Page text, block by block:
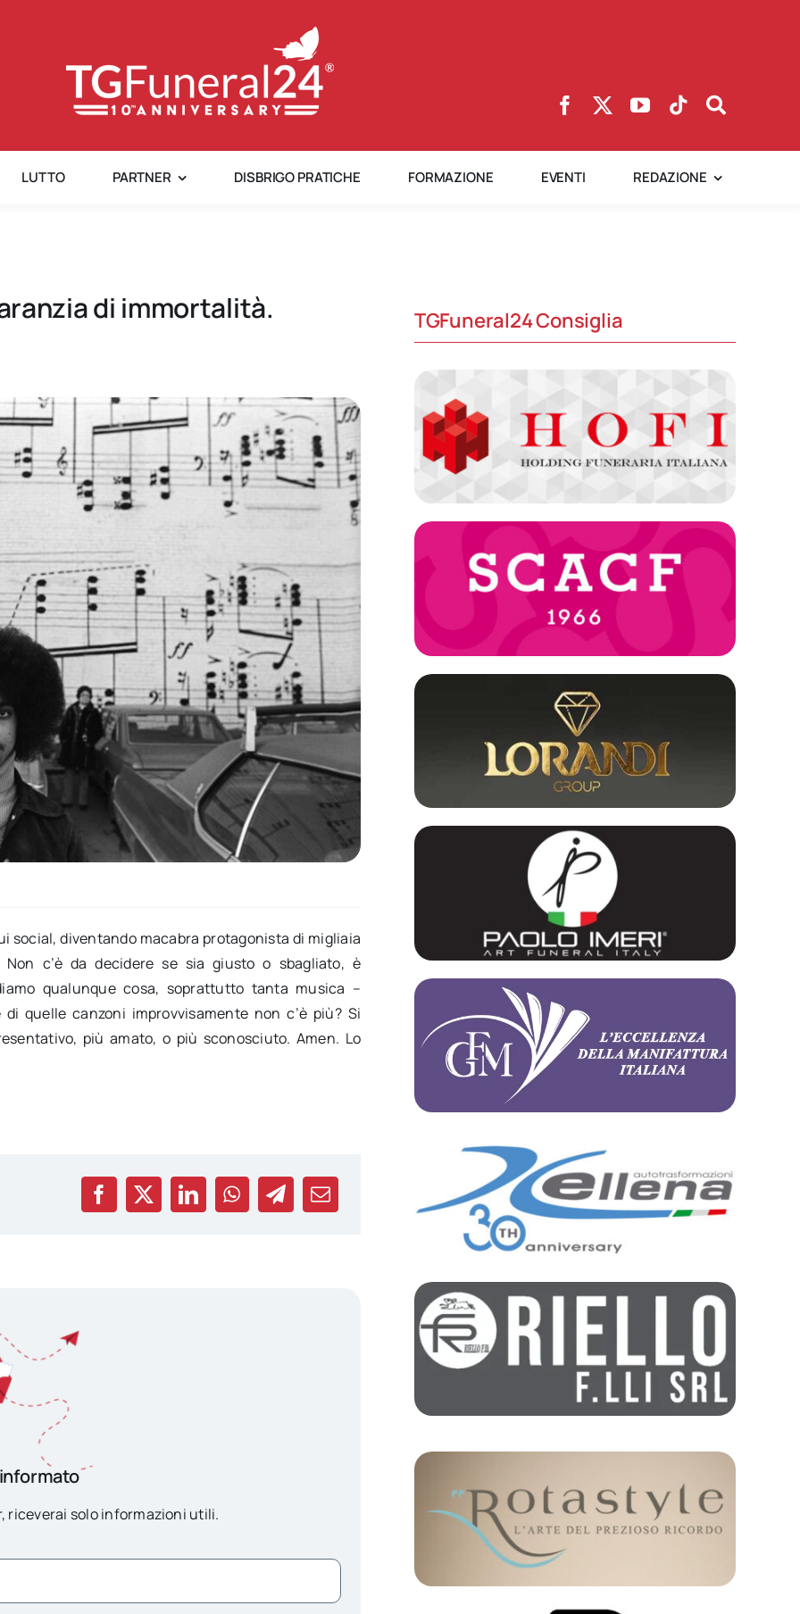
LUTTO PARTNER DISBRIGO PRATICHE FORMAZIONE EVENTI REDAZIONE
di immortalità.
social, diventando macabra protagonista di migliaia
c’è da decidere se sia giusto o sbagliato, è
qualunque cosa, soprattutto tanta musica –
quelle canzoni improvvisamente non c’è più? Si
più amato, o più sconosciuto. Amen. Lo
riceverai solo informazioni utili.
TGFuneral24 Consiglia